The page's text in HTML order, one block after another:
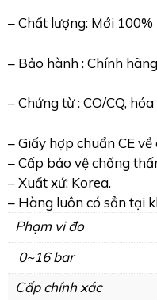
– Chất lượng: Mới 100%
– Bảo hành : Chính hãng
– Chứng từ : CO/CQ,
– Giấy hợp chuẩn CE
– Cấp bảo vệ chống
– Xuất xứ: Korea.
– Hàng luôn có sẳn tại
Phạm vi đo
0~16 bar
Cấp chính xác